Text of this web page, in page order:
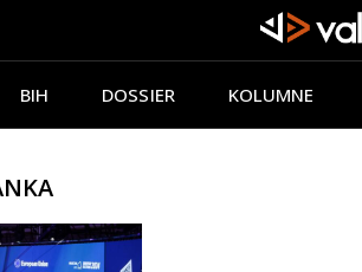
BIH DOSSIER KOLUMNE